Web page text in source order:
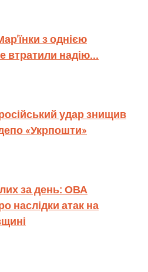
з однією
втратили надію...
удар знищив
«Укрпошти»
за день: ОВА
наслідки атак на